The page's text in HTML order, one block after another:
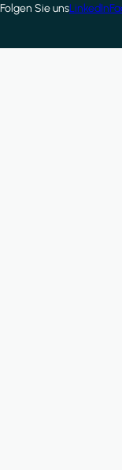
Folgen Sie unsLinkedIn